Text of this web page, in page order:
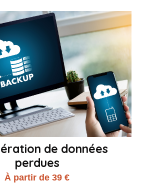
de données
perdues
À partir de 39 €